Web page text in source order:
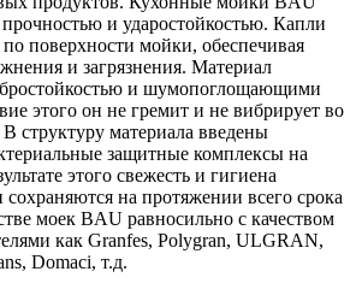
и ударостойкостью. Капли
поверхности мойки, обеспечивая
и загрязнения. Материал
и шумопоглощающими
этого он не гремит и не вибрирует во
структуру материала введены
защитные комплексы на
этого свежесть и гигиена
сохраняются на протяжении всего срока
моек BAU равносильно с качеством
как Granfes, Polygran, ULGRAN,
Domaci, т.д.